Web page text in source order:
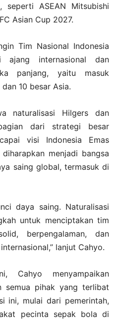
seperti ASEAN Mitsubishi
Asian Cup 2027.
Tim Nasional Indonesia
ajang internasional dan
panjang, yaitu masuk
10 besar Asia.
naturalisasi Hilgers dan
dari strategi besar
visi Indonesia Emas
menjadi bangsa
saing global, termasuk di
daya saing. Naturalisasi
untuk menciptakan tim
berpengalaman, dan
lanjut Cahyo.
Cahyo menyampaikan
semua pihak yang terlibat
ini, mulai dari pemerintah,
pecinta sepak bola di